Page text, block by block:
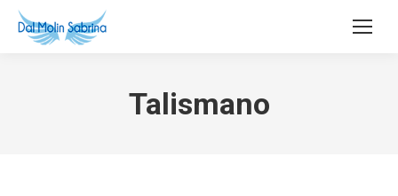
Talismano